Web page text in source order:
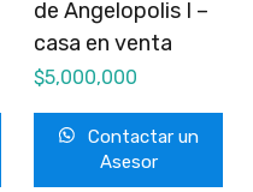
de Angelopolis I –
casa en venta
$5,000,000
Contactar un
Asesor